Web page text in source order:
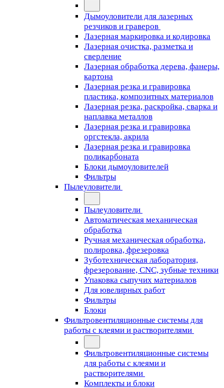
Дымоуловители для лазерных
резчиков и граверов
Лазерная маркировка и кодировка
Лазерная очистка, разметка и
сверление
Лазерная обработка дерева, фанеры,
картона
Лазерная резка и гравировка
пластика, композитных материалов
Лазерная резка, раскройка, сварка и
наплавка металлов
Лазерная резка и гравировка
оргстекла, акрила
Лазерная резка и гравировка
поликарбоната
Блоки дымоуловителей
Фильтры
Пылеуловители
Пылеуловители
Автоматическая механическая
обработка
Ручная механическая обработка,
полировка, фрезеровка
Зуботехническая лаборатория,
фрезерование, CNC, зубные техники
Упаковка сыпучих материалов
Для ювелирных работ
Фильтры
Блоки
Фильтровентиляционные системы для
работы с клеями и растворителями
Фильтровентиляционные системы
для работы с клеями и
растворителями
Комплекты и блоки